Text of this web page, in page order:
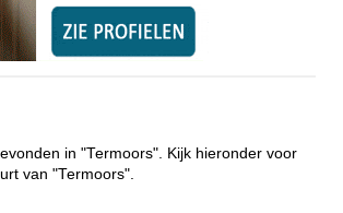
in "Termoors". Kijk hieronder voor
van "Termoors".